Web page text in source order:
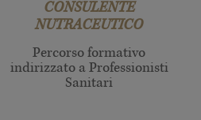
CONSULENTE
NUTRACEUTICO
Percorso formativo
indirizzato a Professionisti
Sanitari